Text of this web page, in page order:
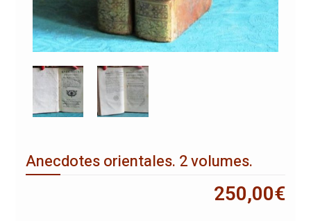
Anecdotes orientales. 2 volumes.
250,00€